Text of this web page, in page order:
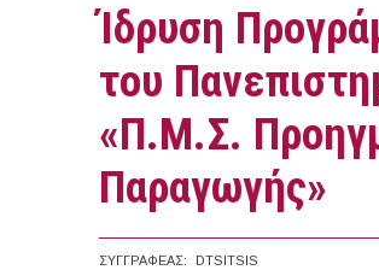
Ίδρυση
του
«Π.Μ.Σ.
Παραγωγής»
ΣΥΓΓΡΑΦΈΑΣ:
DTSITSIS